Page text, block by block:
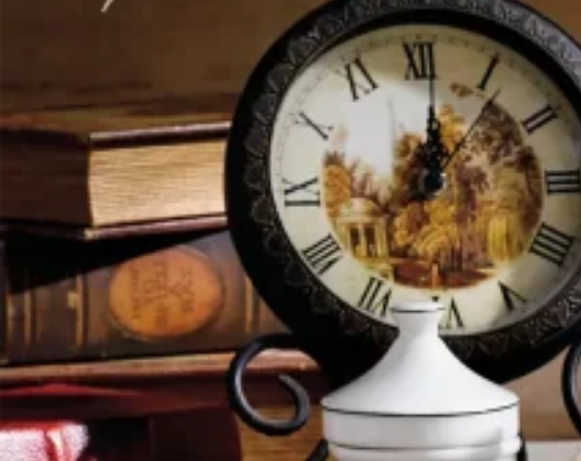
Главная
АКСЕССУАРЫ ДЛЯ ВАННОЙ КОМНАТЫ
Кухонные принадлежности
ПОСУДА
КРУЖКА/ЧАШКА
ДОМАШНИЙ ДЕКОР
ДОМАШНЕЕ ЖИВОТНОЕ
Индивидуальное Обслуживание
Способность
О нас
Блог
Контакты